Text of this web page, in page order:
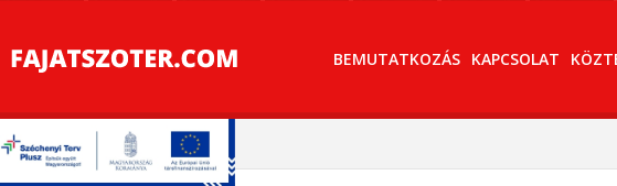
BEMUTATKOZÁS KAPCSOLAT